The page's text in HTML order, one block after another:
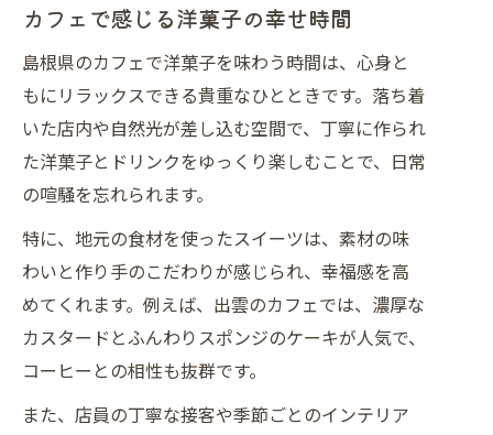
カフェで感じる洋菓子の幸せ時間
島根県のカフェで洋菓子を味わう時間は、心身と
もにリラックスできる貴重なひとときです。落ち着
いた店内や自然光が差し込む空間で、丁寧に作られ
た洋菓子とドリンクをゆっくり楽しむことで、日常
の喧騒を忘れられます。
特に、地元の食材を使ったスイーツは、素材の味
わいと作り手のこだわりが感じられ、幸福感を高
めてくれます。例えば、出雲のカフェでは、濃厚な
カスタードとふんわりスポンジのケーキが人気で、
コーヒーとの相性も抜群です。
また、店員の丁寧な接客や季節ごとのインテリア